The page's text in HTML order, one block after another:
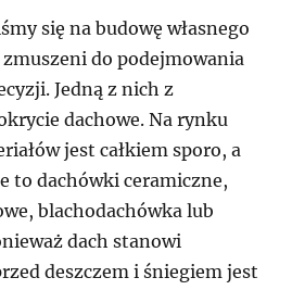
się na budowę własnego
do podejmowania
Jedną z nich z
dachowe. Na rynku
jest całkiem sporo, a
to dachówki ceramiczne,
blachodachówka lub
dach stanowi
deszczem i śniegiem jest